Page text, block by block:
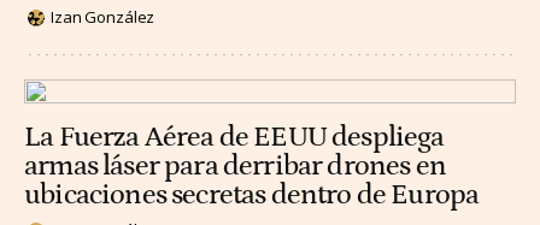
Izan González
La Fuerza Aérea de EEUU despliega
armas láser para derribar drones en
ubicaciones secretas dentro de Europa